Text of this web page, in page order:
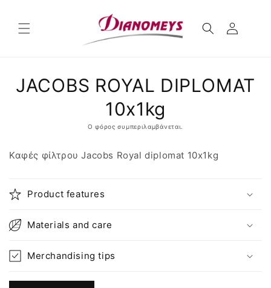
περιεχόμενο
στις
πληροφορίες
JACOBS ROYAL DΙΡLΟΜΑΤ
10x1kg
Ο φόρος συμπεριλαμβάνεται.
Καφές φίλτρου Jacobs Royal diplomat 10x1kg
Product features
Materials and care
Merchandising tips